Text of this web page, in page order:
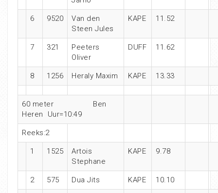
6 9520
Van den
Steen Jules
KAPE 11.52
7 321
Peeters
Oliver
DUFF 11.62
8 1256 Heraly Maxim KAPE 13.33
60 meter Ben
Heren Uur=10:49
Reeks:2
1 1525
Artois
Stephane
KAPE 9.78
2 575 Dua Jits KAPE 10.10